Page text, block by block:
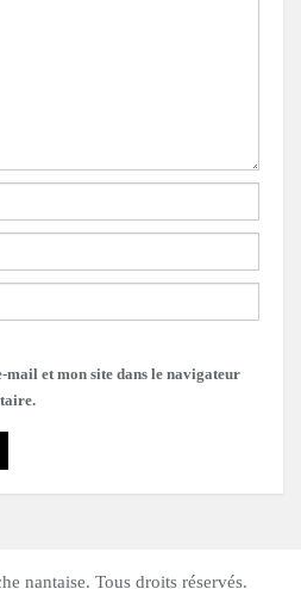
et mon site dans le navigateur
nantaise. Tous droits réservés.